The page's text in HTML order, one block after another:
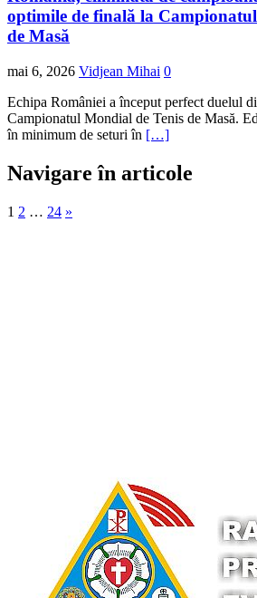
optimile de finală la
de Masă
mai 6, 2026 Vidjean Mihai 0
Echipa României a început perfect duelul
Campionatul Mondial de Tenis de Masă.
în minimum de seturi în […]
Navigare în articole
1 2 … 24 »